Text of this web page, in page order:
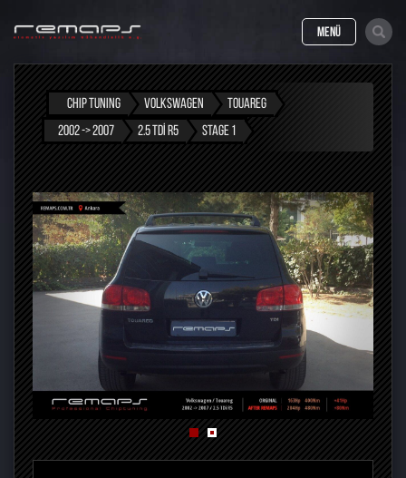
MENÜ
CHIP TUNING VOLKSWAGEN
TOUAREG
2002 -> 2007
2.5 TDI R5 STAGE 1